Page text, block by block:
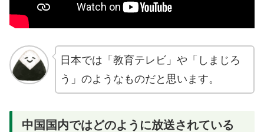
日本では「教育テレビ」や「しまじろ
う」のようなものだと思います。
中国国内ではどのように放送されている